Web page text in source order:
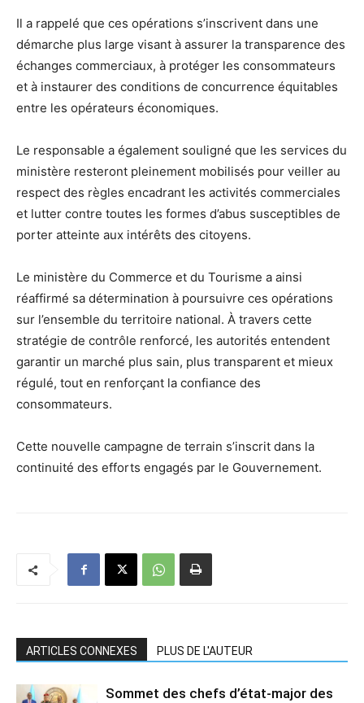
Il a rappelé que ces opérations s’inscrivent dans une
démarche plus large visant à assurer la transparence des
échanges commerciaux, à protéger les consommateurs
et à instaurer des conditions de concurrence équitables
entre les opérateurs économiques.
Le responsable a également souligné que les services du
ministère resteront pleinement mobilisés pour veiller au
respect des règles encadrant les activités commerciales
et lutter contre toutes les formes d’abus susceptibles de
porter atteinte aux intérêts des citoyens.
Le ministère du Commerce et du Tourisme a ainsi
réaffirmé sa détermination à poursuivre ces opérations
sur l’ensemble du territoire national. À travers cette
stratégie de contrôle renforcé, les autorités entendent
garantir un marché plus sain, plus transparent et mieux
régulé, tout en renforçant la confiance des
consommateurs.
Cette nouvelle campagne de terrain s’inscrit dans la
continuité des efforts engagés par le Gouvernement.
ARTICLES CONNEXES PLUS DE L'AUTEUR
Sommet des chefs d’état-major des